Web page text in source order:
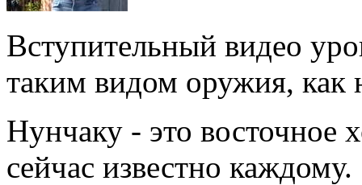
Вступительный видео
таким видом оружия, как
Нунчаку - это восточное
сейчас известно каждому.